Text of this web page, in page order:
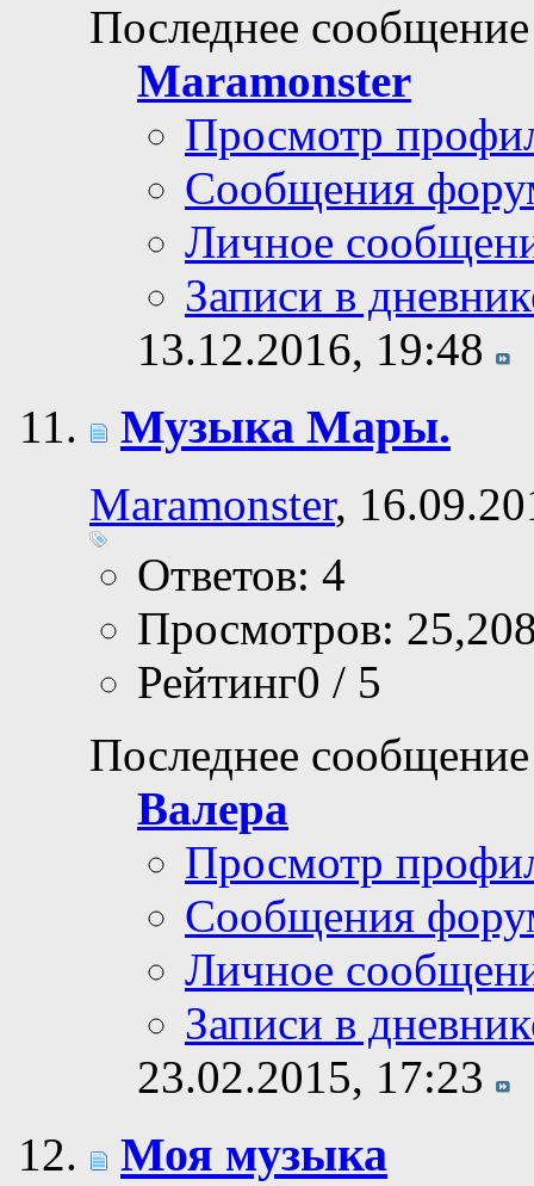
Последнее
Maramonster
Просмотр
Сообщения
Личное
Записи в
13.12.2016, 19:48
Музыка Мары.
Maramonster,
Ответов: 4
Просмотров:
Рейтинг0 / 5
Последнее
Валера
Просмотр
Сообщения
Личное
Записи в
23.02.2015, 17:23
Моя музыка